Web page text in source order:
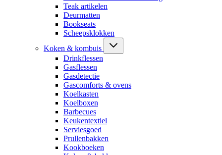
Teak artikelen
Deurmatten
Bookseats
Scheepsklokken
Koken & kombuis
Drinkflessen
Gasflessen
Gasdetectie
Gascomforts & ovens
Koelkasten
Koelboxen
Barbecues
Keukentextiel
Serviesgoed
Prullenbakken
Kookboeken